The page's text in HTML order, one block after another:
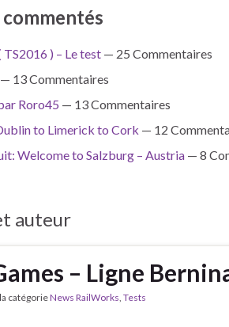
) – Le test — 25 Commentaires
— 13 Commentaires
Roro45 — 13 Commentaires
to Limerick to Cork — 12
Welcome to Salzburg – Austria — 8
auteur
– Ligne
catégorieNews RailWorks, Tests